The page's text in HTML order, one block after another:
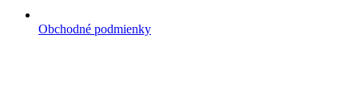
Obchodné podmienky